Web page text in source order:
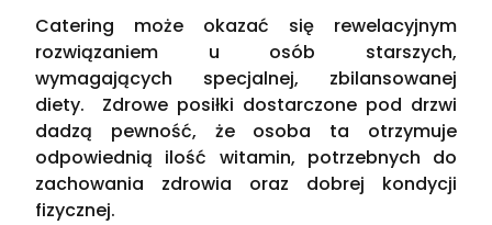
Catering może okazać się rewelacyjnym
rozwiązaniem u osób starszych,
wymagających specjalnej, zbilansowanej
diety. Zdrowe posiłki dostarczone pod drzwi
dadzą pewność, że osoba ta otrzymuje
odpowiednią ilość witamin, potrzebnych do
zachowania zdrowia oraz dobrej kondycji
fizycznej.